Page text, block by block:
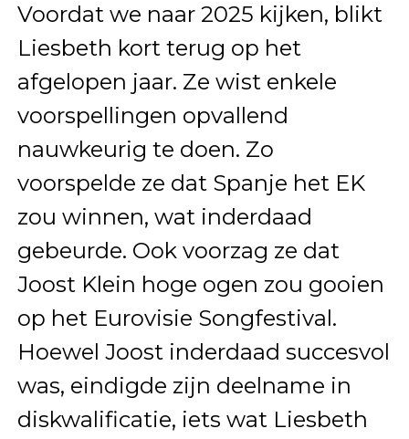
Voordat we naar 2025 kijken, blikt
Liesbeth kort terug op het
afgelopen jaar. Ze wist enkele
voorspellingen opvallend
nauwkeurig te doen. Zo
voorspelde ze dat Spanje het EK
zou winnen, wat inderdaad
gebeurde. Ook voorzag ze dat
Joost Klein hoge ogen zou gooien
op het Eurovisie Songfestival.
Hoewel Joost inderdaad succesvol
was, eindigde zijn deelname in
diskwalificatie, iets wat Liesbeth